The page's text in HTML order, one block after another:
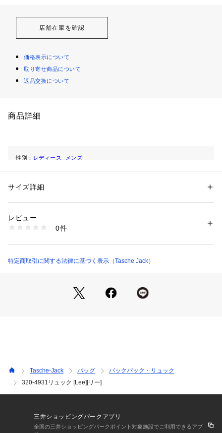
店舗在庫を確認
価格表示について
取り寄せ商品について
返品交換について
商品詳細
性別： レディース
メンズ
商品番号：
サイズ詳細
レビュー
0件
特定商取引に関する法律に基づく表示（Tasche Jack）
Tasche-Jack バッグ
バックパック・リュック
320-4931リュック [Lee][リー]
三井ショッピングパークアプリ
全国の三井ショッピングパークポイント対象施設でご利用できるアプ